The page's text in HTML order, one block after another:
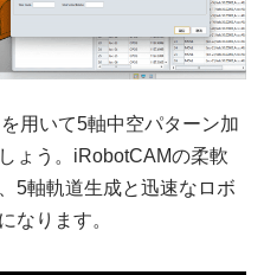
用いて5軸中空パターン加
ょう。iRobotCAMの柔軟
5軸軌道生成と迅速なロボ
なります。